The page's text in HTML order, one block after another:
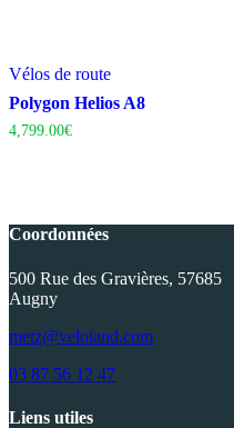
Vélos de route
Polygon Helios A8
4,799.00€
Coordonnées
500 Rue des Gravières, 57685
Augny
metz@veloland.com
03 87 56 12 47
Liens utiles